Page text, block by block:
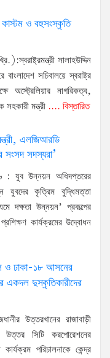
কাস্টম ও বহুসংস্কৃতি
সালাহউদ্দিন
সচিবালয়ে স্বরাষ্ট্র
অস্ট্রেলিয়ার নাগরিকত্ব,
মন্ত্রী .... বিস্তারিত
এলজিআরডি
সংসদ সদস্যরা’
যুব উন্নয়ন অধিদপ্তরের
যুবদের কৃত্রিম বুদ্ধিমত্তা
দক্ষতা উন্নয়ন’ প্রকল্পের
কার্যক্রমের উদ্বোধন
ও ঢাকা-১৮ আসনের
একদল দুস্কৃতিকারীদের
উত্তরখানের রাজাবাড়ী
সিটি করপোরেশনের
পরিচালনাকে কেন্দ্র